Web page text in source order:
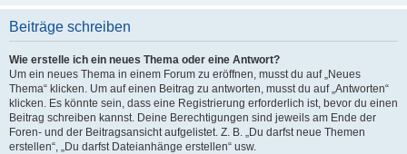
Beiträge schreiben
Wie erstelle ich ein neues Thema oder eine Antwort?
Um ein neues Thema in einem Forum zu eröffnen, musst du auf „Neues
Thema“ klicken. Um auf einen Beitrag zu antworten, musst du auf „Antworten“
klicken. Es könnte sein, dass eine Registrierung erforderlich ist, bevor du einen
Beitrag schreiben kannst. Deine Berechtigungen sind jeweils am Ende der
Foren- und der Beitragsansicht aufgelistet. Z. B. „Du darfst neue Themen
erstellen“, „Du darfst Dateianhänge erstellen“ usw.